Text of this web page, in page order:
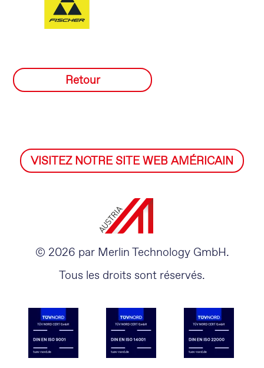
Retour
VISITEZ NOTRE SITE WEB AMÉRICAIN
© 2026 par Merlin Technology GmbH.
Tous les droits sont réservés.